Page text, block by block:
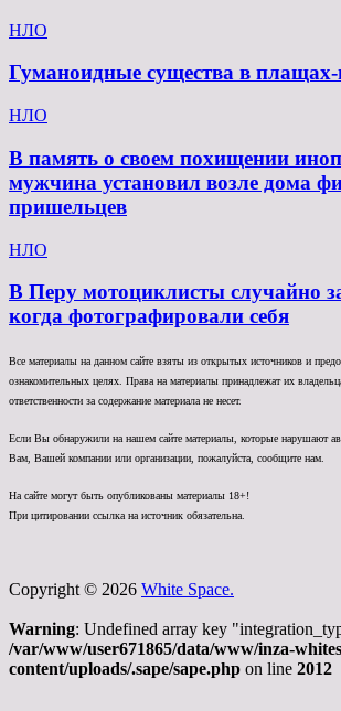
НЛО
Гуманоидные существа в
НЛО
В память о своем похищении
мужчина установил возле дома
пришельцев
НЛО
В Перу мотоциклисты случайно
когда фотографировали себя
Все материалы на данном сайте взяты из открытых источников и
ознакомительных целях. Права на материалы принадлежат их
ответственности за содержание материала не несет.
Если Вы обнаружили на нашем сайте материалы, которые нарушают
Вам, Вашей компании или организации, пожалуйста, сообщите нам.
На сайте могут быть опубликованы материалы 18+!
При цитировании ссылка на источник обязательна.
Copyright © 2026 White Space.
Warning: Undefined array key
/var/www/user671865/data/www/inza-
content/uploads/.sape/sape.php on line 2012